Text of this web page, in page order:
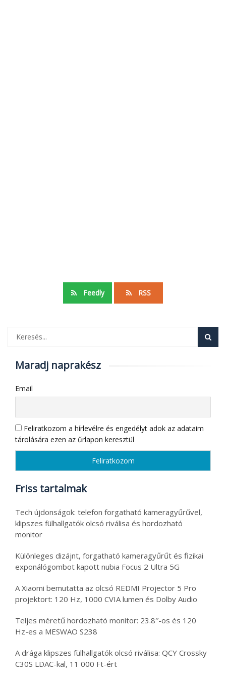
Feedly RSS
Maradj naprakész
Email
Feliratkozom a hírlevélre és engedélyt adok az adataim
tárolására ezen az űrlapon keresztül
Friss tartalmak
Tech újdonságok: telefon forgatható kameragyűrűvel,
klipszes fülhallgatók olcsó riválisa és hordozható
monitor
Különleges dizájnt, forgatható kameragyűrűt és fizikai
exponálógombot kapott nubia Focus 2 Ultra 5G
A Xiaomi bemutatta az olcsó REDMI Projector 5 Pro
projektort: 120 Hz, 1000 CVIA lumen és Dolby Audio
Teljes méretű hordozható monitor: 23.8″-os és 120
Hz-es a MESWAO S238
A drága klipszes fülhallgatók olcsó riválisa: QCY Crossky
C30S LDAC-kal, 11 000 Ft-ért